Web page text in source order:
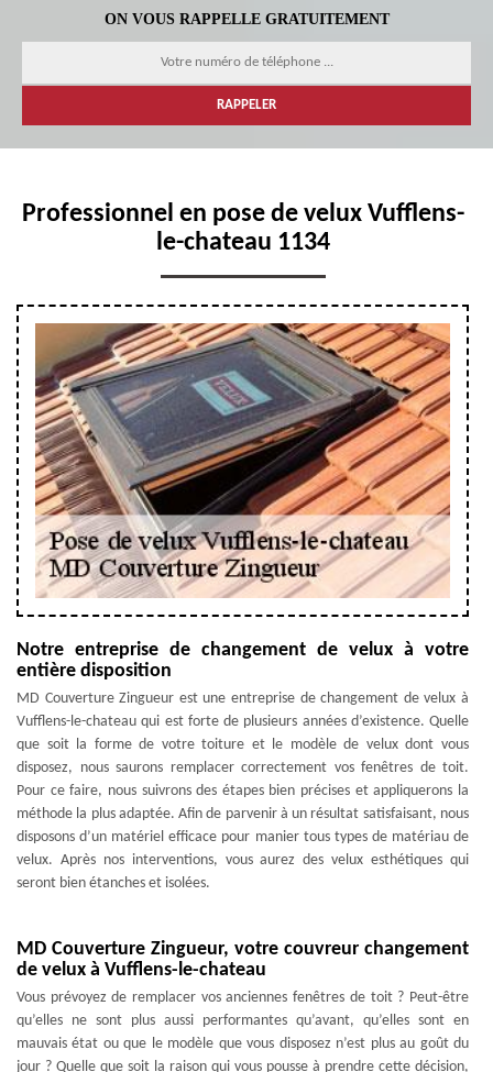
ON VOUS RAPPELLE GRATUITEMENT
Professionnel en pose de velux Vufflens-
le-chateau 1134
Notre entreprise de changement de velux à votre
entière disposition
MD Couverture Zingueur est une entreprise de changement de velux à
Vufflens-le-chateau qui est forte de plusieurs années d’existence. Quelle
que soit la forme de votre toiture et le modèle de velux dont vous
disposez, nous saurons remplacer correctement vos fenêtres de toit.
Pour ce faire, nous suivrons des étapes bien précises et appliquerons la
méthode la plus adaptée. Afin de parvenir à un résultat satisfaisant, nous
disposons d’un matériel efficace pour manier tous types de matériau de
velux. Après nos interventions, vous aurez des velux esthétiques qui
seront bien étanches et isolées.
MD Couverture Zingueur, votre couvreur changement
de velux à Vufflens-le-chateau
Vous prévoyez de remplacer vos anciennes fenêtres de toit ? Peut-être
qu’elles ne sont plus aussi performantes qu’avant, qu’elles sont en
mauvais état ou que le modèle que vous disposez n’est plus au goût du
jour ? Quelle que soit la raison qui vous pousse à prendre cette décision,